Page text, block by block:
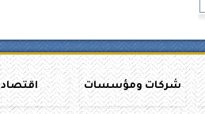
شركات ومؤسسات اقتصاد